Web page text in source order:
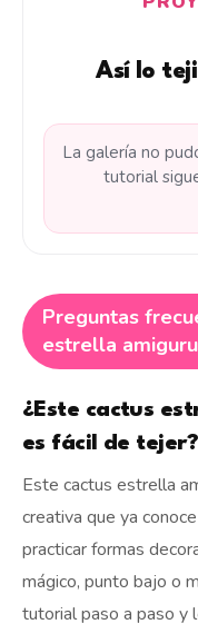
Así lo
La galería no
tutorial
Preguntas
estrella
¿Este cactus
es fácil de tejer?
Este cactus estrella
creativa que ya
practicar formas
mágico, punto bajo o
tutorial paso a paso y